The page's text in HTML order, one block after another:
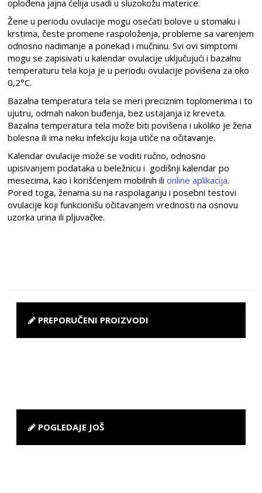
oplođena jajna ćelija usadi u sluzokožu materice.
Žene u periodu ovulacije mogu osećati bolove u stomaku i
krstima, česte promene raspoloženja, probleme sa varenjem
odnosno nadimanje a ponekad i mučninu. Svi ovi simptomi
mogu se zapisivati u kalendar ovulacije uključujući i bazalnu
temperaturu tela koja je u periodu ovulacije povišena za oko
0,2°C.
Bazalna temperatura tela se meri preciznim toplomerima i to
ujutru, odmah nakon buđenja, bez ustajanja iz kreveta.
Bazalna temperatura tela može biti povišena i ukoliko je žena
bolesna ili ima neku infekciju koja utiče na očitavanje.
Kalendar ovulacije može se voditi ručno, odnosno
upisivanjem podataka u beležnicu i godišnji kalendar po
mesecima, kao i korišćenjem mobilnih ilionline aplikacija.
Pored toga, ženama su na raspolaganju i posebni testovi
ovulacije koji funkcionišu očitavanjem vrednosti na osnovu
uzorka urina ili pljuvačke.
PREPORUČENI PROIZVODI
POGLEDAJE JOŠ